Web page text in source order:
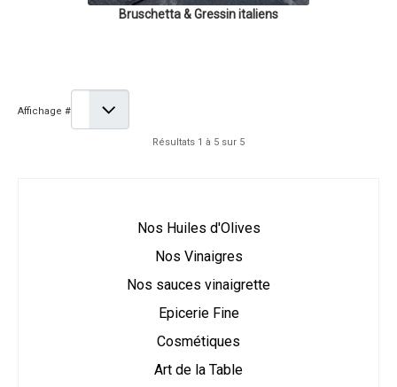
Bruschetta & Gressin italiens
Affichage #
Résultats 1 à 5 sur 5
Nos Huiles d'Olives
Nos Vinaigres
Nos sauces vinaigrette
Epicerie Fine
Cosmétiques
Art de la Table